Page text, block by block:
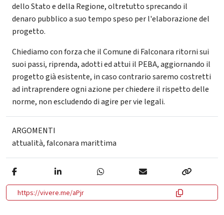
dello Stato e della Regione, oltretutto sprecando il
denaro pubblico a suo tempo speso per l'elaborazione del
progetto.
Chiediamo con forza che il Comune di Falconara ritorni sui
suoi passi, riprenda, adotti ed attui il PEBA, aggiornando il
progetto già esistente, in caso contrario saremo costretti
ad intraprendere ogni azione per chiedere il rispetto delle
norme, non escludendo di agire per vie legali.
ARGOMENTI
attualità,falconara marittima
https://vivere.me/aPjr